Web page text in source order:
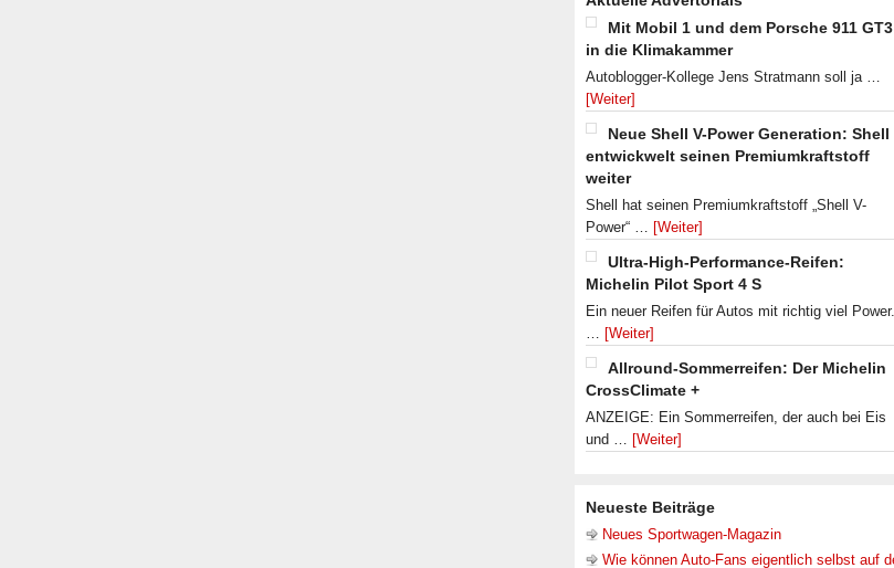
Mit Mobil 1 und dem Porsche 911 GT3
in die Klimakammer
Autoblogger-Kollege Jens Stratmann soll ja …
[Weiter]
Neue Shell V-Power Generation: Shell
entwickwelt seinen Premiumkraftstoff
weiter
Shell hat seinen Premiumkraftstoff „Shell V-
Power“ … [Weiter]
Ultra-High-Performance-Reifen:
Michelin Pilot Sport 4 S
Ein neuer Reifen für Autos mit richtig viel Power.
… [Weiter]
Allround-Sommerreifen: Der Michelin
CrossClimate +
ANZEIGE: Ein Sommerreifen, der auch bei Eis
und … [Weiter]
Neueste Beiträge
Neues Sportwagen-Magazin
Wie können Auto-Fans eigentlich selbst auf